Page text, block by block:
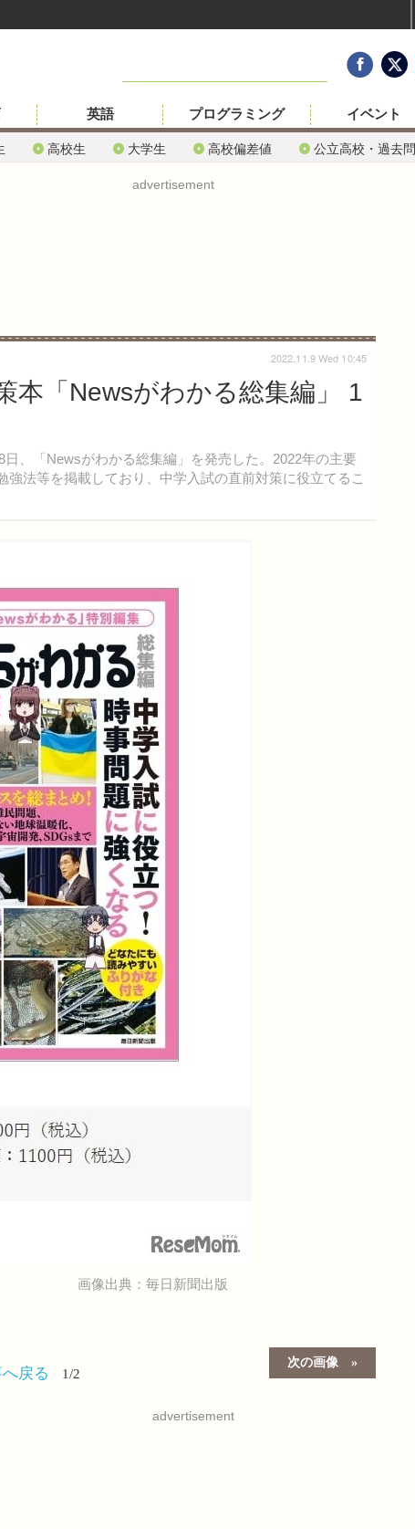
高校生 大学生 高校偏差値 公立高校・過去問
英語 プログラミング イベント
advertisement
本「Newsがわかる総集編」 1
、「Newsがわかる総集編」を発売した。2022年の主要
法等を掲載しており、中学入試の直前対策に役立てるこ
2022.11.9 Wed 10:45
画像出典：毎日新聞出版
次の画像
へ戻る 1/2
advertisement